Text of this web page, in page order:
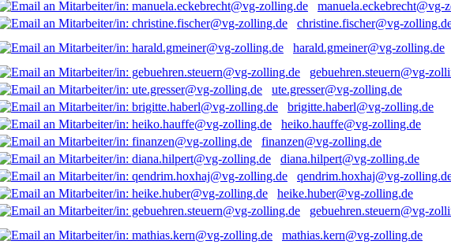
manuela.eckebrecht@vg-
christine.fischer@vg-
harald.gmeiner@vg-zolling.de
gebuehren.steuern@vg-
ute.gresser@vg-zolling.de
brigitte.haberl@vg-zolling.de
heiko.hauffe@vg-zolling.de
finanzen@vg-zolling.de
diana.hilpert@vg-zolling.de
qendrim.hoxhaj@vg-
heike.huber@vg-zolling.de
gebuehren.steuern@vg-
mathias.kern@vg-zolling.de